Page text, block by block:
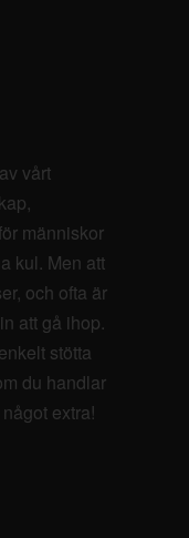
vårt
människor
kul. Men att
och ofta är
att gå ihop.
stötta
du handlar
extra!